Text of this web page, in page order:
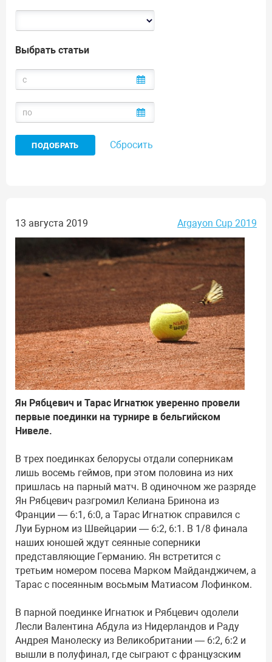
Выбрать статьи
Сбросить
13 августа 2019 Argayon Cup 2019
Ян Рябцевич и Тарас Игнатюк уверенно провели
первые поединки на турнире в бельгийском
Нивеле.
В трех поединках белорусы отдали соперникам
лишь восемь геймов, при этом половина из них
пришлась на парный матч. В одиночном же разряде
Ян Рябцевич разгромил Келиана Бринона из
Франции — 6:1, 6:0, а Тарас Игнатюк справился с
Луи Бурном из Швейцарии — 6:2, 6:1. В 1/8 финала
наших юношей ждут сеянные соперники
представляющие Германию. Ян встретится с
третьим номером посева Марком Майданджичем, а
Тарас с посеянным восьмым Матиасом Лофинком.
В парной поединке Игнатюк и Рябцевич одолели
Лесли Валентина Абдула из Нидерландов и Раду
Андрея Манолеску из Великобритании — 6:2, 6:2 и
вышли в полуфинал, где сыграют с французским